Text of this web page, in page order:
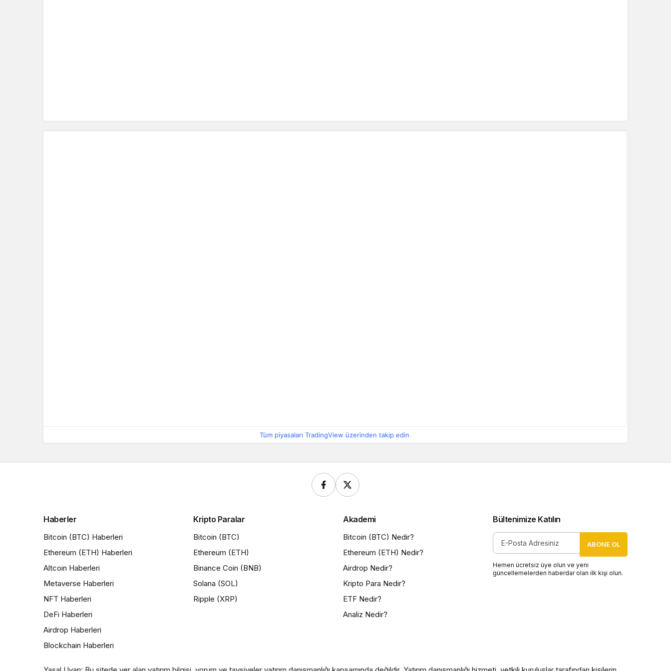
Tüm piyasaları TradingView üzerinden takip edin
Haberler
Bitcoin (BTC) Haberleri
Ethereum (ETH) Haberleri
Altcoin Haberleri
Metaverse Haberleri
NFT Haberleri
DeFi Haberleri
Airdrop Haberleri
Blockchain Haberleri
Kripto Paralar
Bitcoin (BTC)
Ethereum (ETH)
Binance Coin (BNB)
Solana (SOL)
Ripple (XRP)
Akademi
Bitcoin (BTC) Nedir?
Ethereum (ETH) Nedir?
Airdrop Nedir?
Kripto Para Nedir?
ETF Nedir?
Analiz Nedir?
Bültenimize Katılın
ABONE OL
Hemen ücretsiz üye olun ve yeni
güncellemelerden haberdar olan ilk kişi olun.